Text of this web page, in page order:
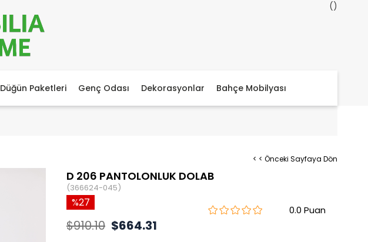
Düğün Paketleri Genç Odası Dekorasyonlar Bahçe Mobilyası
< < Önceki Sayfaya Dön
D 206 PANTOLONLUK DOLAB
(366624-045)
0.0
27
$910.10 $664.31